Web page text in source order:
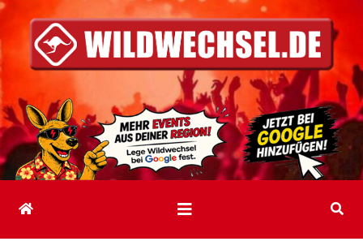
Inhalt
springen